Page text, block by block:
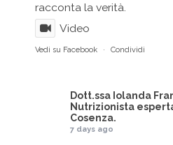
racconta la verità.
Video
Vedi su Facebook · Condividi
Dott.ssa Iolanda
Nutrizionista
Cosenza.
7 days ago